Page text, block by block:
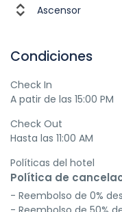
Ascensor
Condiciones
Check In
A patir de las 15:00 PM
Check Out
Hasta las 11:00 AM
Políticas del hotel
Política de
- Reembolso de 0%